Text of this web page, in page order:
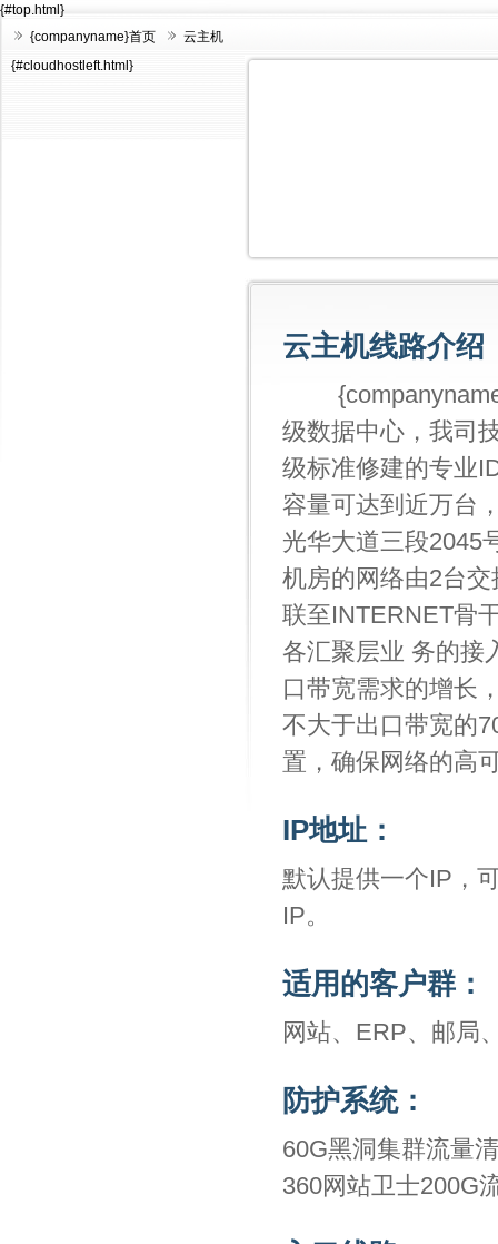
{#top.html}
{companyname}首页
云主机
{#cloudhostleft.html}
云主机线路介绍
{companyname}
级数据中心，我司
级标准修建的专业
容量可达到近万台
光华大道三段2045
机房的网络由2台
联至INTERNET骨
各汇聚层业 务的接
口带宽需求的增长
不大于出口带宽的
置，确保网络的高
IP地址：
默认提供一个IP，
IP。
适用的客户群：
网站、ERP、邮局
防护系统：
60G黑洞集群流量
360网站卫士200G